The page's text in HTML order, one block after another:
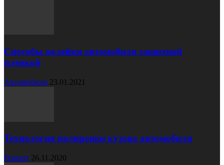
Способы оклейки автомобиля защитной
пленкой
Автомобили 23.01.2021
Технология полировки кузова автомобиля
Ремонт 26.11.2020